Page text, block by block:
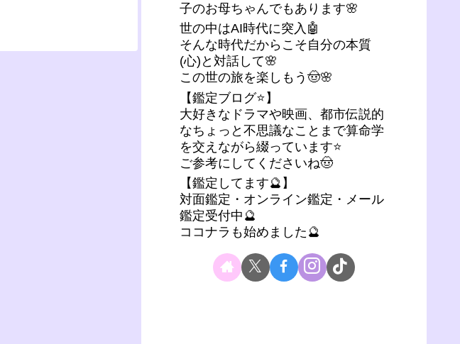
子のお母ちゃんでもあります🌸
世の中はAI時代に突入🤖
そんな時代だからこそ自分の本質
(心)と対話して🌸
この世の旅を楽しもう🤠🌸
【鑑定ブログ⭐】
大好きなドラマや映画、都市伝説的
なちょっと不思議なことまで算命学
を交えながら綴っています⭐
ご参考にしてくださいね🤠
【鑑定してます🔮】
対面鑑定・オンライン鑑定・メール
鑑定受付中🔮
ココナラも始めました🔮